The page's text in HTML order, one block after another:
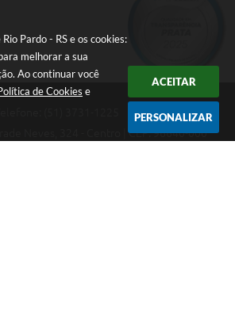
Pardo - RS e os cookies:
melhorar a sua
Ao continuar você
de Cookies e
ACEITAR
PERSONALIZAR
Neves, 324 - Centro | CEP: 96640-000